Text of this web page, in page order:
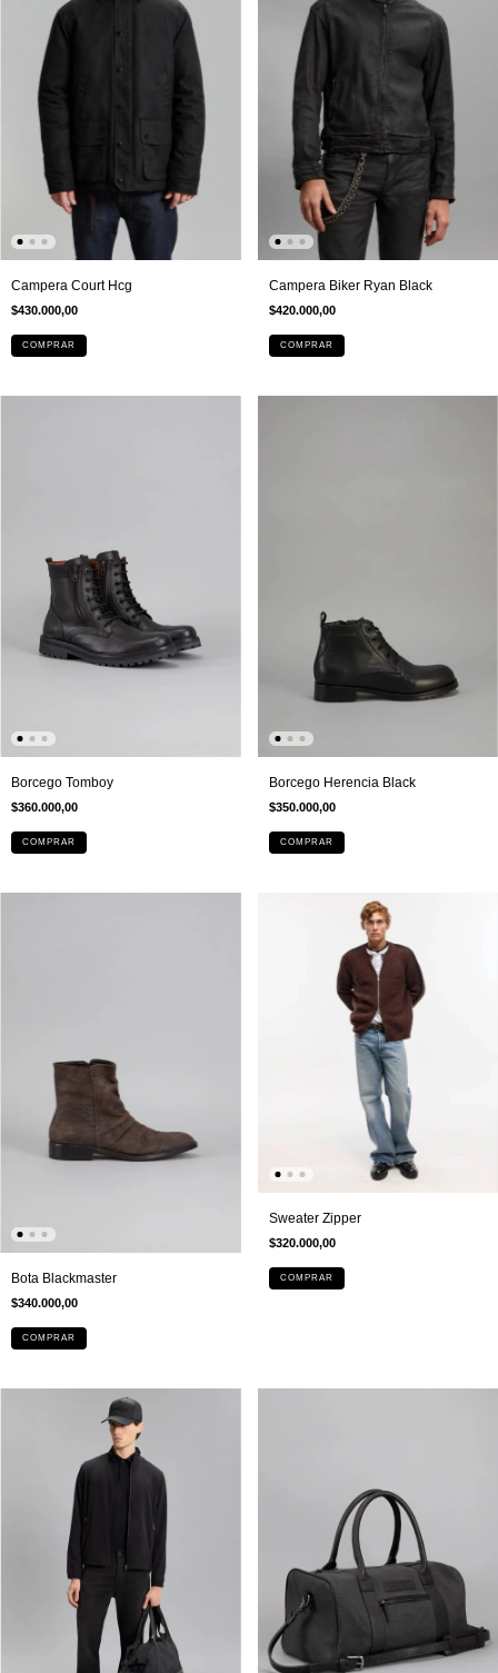
Campera Court Hcg
$430.000,00
COMPRAR
Campera Biker Ryan Black
$420.000,00
COMPRAR
Borcego Tomboy
$360.000,00
COMPRAR
Borcego Herencia Black
$350.000,00
COMPRAR
Bota Blackmaster
$340.000,00
COMPRAR
Sweater Zipper
$320.000,00
COMPRAR